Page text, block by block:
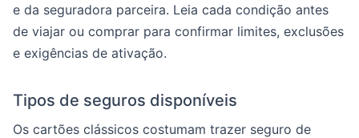
e da seguradora parceira. Leia cada condição antes
de viajar ou comprar para confirmar limites, exclusões
e exigências de ativação.
Tipos de seguros disponíveis
Os cartões clássicos costumam trazer seguro de